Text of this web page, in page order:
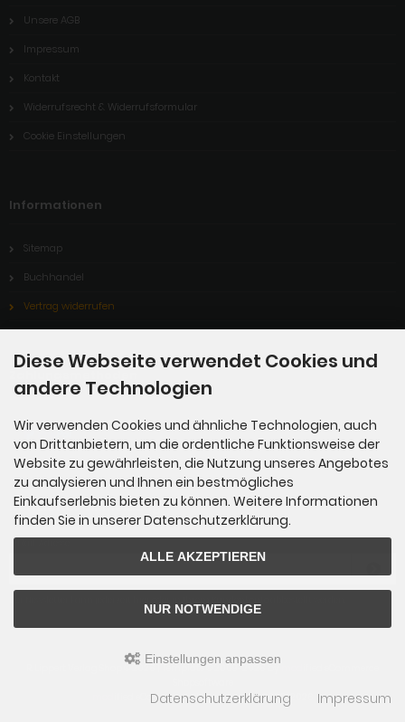
Unsere AGB
Impressum
Kontakt
Widerrufsrecht & Widerrufsformular
Cookie Einstellungen
Informationen
Sitemap
Buchhandel
Vertrag widerrufen
Newsletter-Anmeldung
E-Mail-Adresse:
R. Lippert Verlag Shop © 2026 | Template © 2009-2026 by
ified eCommerce Shopsoftware © 2009-2026
Diese Webseite verwendet Cookies und
andere Technologien
Wir verwenden Cookies und ähnliche Technologien, auch
von Drittanbietern, um die ordentliche Funktionsweise der
Website zu gewährleisten, die Nutzung unseres Angebotes
zu analysieren und Ihnen ein bestmögliches
Einkaufserlebnis bieten zu können. Weitere Informationen
finden Sie in unserer Datenschutzerklärung.
ALLE AKZEPTIEREN
NUR NOTWENDIGE
Einstellungen anpassen
Datenschutzerklärung Impressum